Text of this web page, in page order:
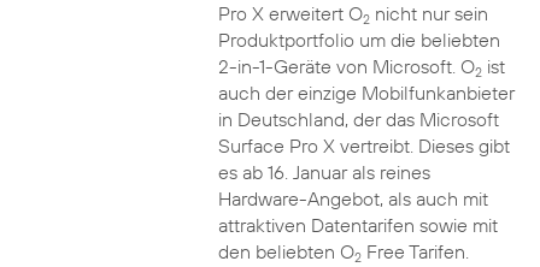
Pro X erweitert O2nicht nur sein
Produktportfolio um die beliebten
2-in-1-Geräte von Microsoft. O2ist
auch der einzige Mobilfunkanbieter
in Deutschland, der das Microsoft
Surface Pro X vertreibt. Dieses gibt
es ab 16. Januar als reines
Hardware-Angebot, als auch mit
attraktiven Datentarifen sowie mit
den beliebten O2Free Tarifen.